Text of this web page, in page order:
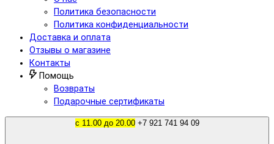
Политика безопасности
Политика конфиденциальности
Доставка и оплата
Отзывы о магазине
Контакты
Помощь
Возвраты
Подарочные сертификаты
с 11.00 до 20.00 +7 921 741 94 09